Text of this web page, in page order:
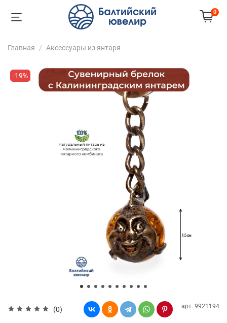
0
Главная Аксессуары из янтаря
-19%
(0) арт. 9921194